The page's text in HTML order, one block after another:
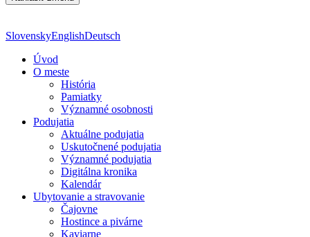
SlovenskyEnglishDeutsch
Úvod
O meste
História
Pamiatky
Významné osobnosti
Podujatia
Aktuálne podujatia
Uskutočnené podujatia
Významné podujatia
Digitálna kronika
Kalendár
Ubytovanie a stravovanie
Čajovne
Hostince a pivárne
Kaviarne